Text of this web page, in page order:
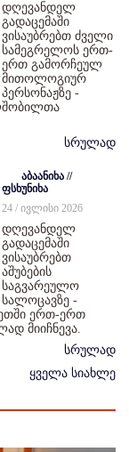
დღევანდელ
გადაცემაში
ვისაუბრებთ ძველი
სამეგრელოს ერთ-
ერთ გამორჩეულ
მითოლოგიურ
პერსონაჟზე -
სრულად
აბაანიხა //
ფსხუნიხა
24 / ივლისი 2026
დღევანდელ
გადაცემაში
ვისაუბრებთ
აშუბების
საგვარეულო
სალოცავზე -
ერთ-ერთ
მიიჩნევა.
სრულად
ყველა სიახლე